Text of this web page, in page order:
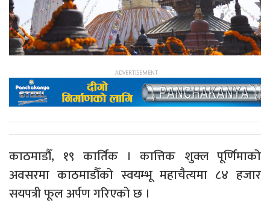
काठमाडौँ, १९ कार्तिक । कात्तिक शुक्ल पूर्णिमाको
अवसरमा काठमाडौँको स्वयम्भू महाचैत्यमा ८४ हजार
सयपत्री फूल अर्पण गरिएको छ ।